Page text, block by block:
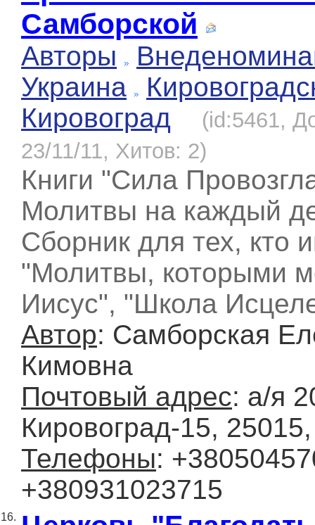
Самборской
Авторы
Украина
Кировоград
(id:5461,
23/11/11, Хитов: 2)
Книги "Сила
Молитвы на каждый
Сборник для тех, кто
"Молитвы, которыми
Иисус", "Школа
Автор: Самборская
Кимовна
Почтовый адрес: а/я
Кировоград-15,
Телефоны:
+380931023715
16.